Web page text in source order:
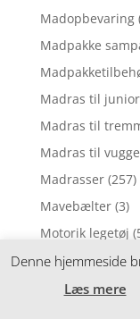
Madopbevaring
Madpakke
Madras til
Madras til
Madras til vugge
Madrasser (257)
Mavebælter (3)
Motorik legetøj
Musik uro (6)
Denne hjemmeside
Læs mere